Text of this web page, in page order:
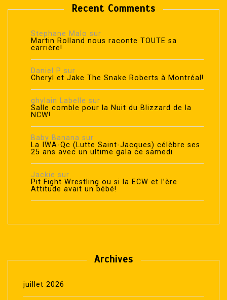
Recent Comments
Stephane Malo sur
Martin Rolland nous raconte TOUTE sa
carrière!
Daniel P sur
Cheryl et Jake The Snake Roberts à Montréal!
ghylain Labelle sur
Salle comble pour la Nuit du Blizzard de la
NCW!
Baby Banana sur
La IWA-Qc (Lutte Saint-Jacques) célèbre ses
25 ans avec un ultime gala ce samedi
Jackie sur
Pit Fight Wrestling ou si la ECW et l’ère
Attitude avait un bébé!
Archives
juillet 2026